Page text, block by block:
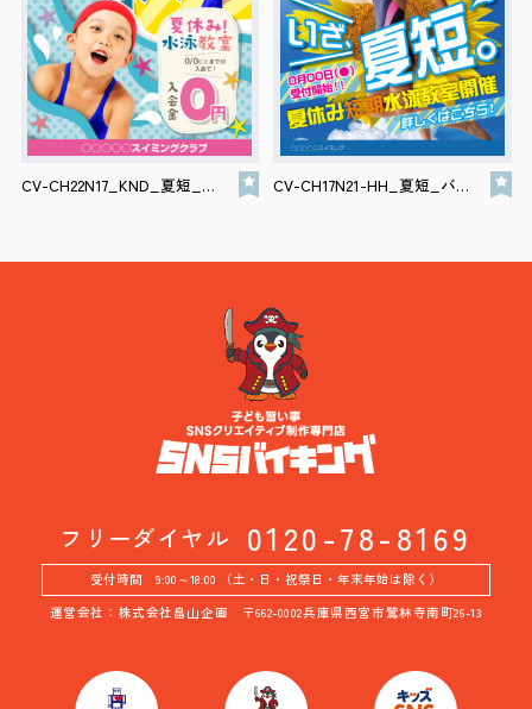
CV-CH22N17_KND_夏短_バナー CV-CH17N21-HH_夏短_バナー
フリーダイヤル 0120-78-8169
受付時間 9:00～18:00 （土・日・祝祭日・年末年始は除く）
運営会社：株式会社畠山企画 〒662-0002兵庫県西宮市鷲林寺南町26-13